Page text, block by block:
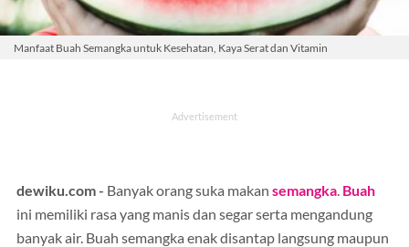
Manfaat Buah Semangka untuk Kesehatan, Kaya Serat dan Vitamin
dewiku.com - Banyak orang suka makan semangka. Buah
ini memiliki rasa yang manis dan segar serta mengandung
banyak air. Buah semangka enak disantap langsung maupun